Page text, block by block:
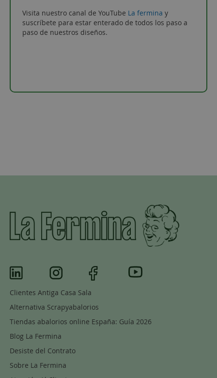
Visita nuestro canal de YouTube La fermina y
suscríbete para estar enterado de todos los paso a
paso de nuestros diseños.
Clientes Antiga Casa Sala
Alternativa Scrapyabalorios
Tiendas abalorios online España: Guía 2026
Blog La Fermina
Desiste del Contrato
Sobre La Fermina